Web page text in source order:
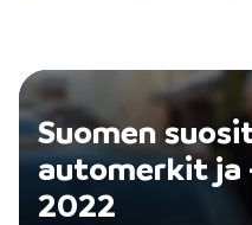
Suomen
automerkit ja
2022